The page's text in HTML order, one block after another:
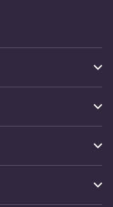
snit.
er
til
ryg
til de
på plads ved